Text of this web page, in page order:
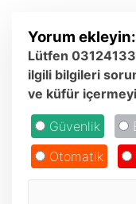
Yorum ekleyin:
Lütfen
ilgili bilgileri
ve küfür
Güvenlik
Otomatik